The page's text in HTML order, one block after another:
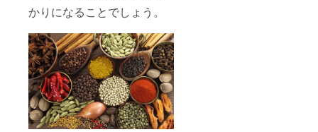
かりになることでしょう。